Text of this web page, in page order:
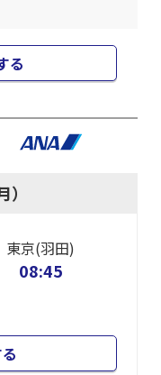
る
東京(羽田)
08:45